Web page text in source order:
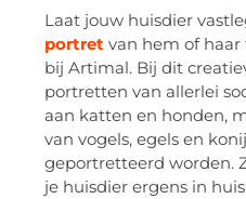
Laat jouw huisdier
portret van hem of
bij Artimal. Bij dit
portretten van allerlei
aan katten en honden,
van vogels, egels en
geportretteerd worden.
je huisdier ergens in